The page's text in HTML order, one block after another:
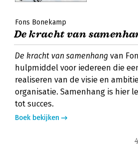
Fons Bonekamp
De kracht van
De kracht van samenhang van
hulpmiddel voor iedereen die
realiseren van de visie en
organisatie. Samenhang is hier
tot succes.
Boek bekijken